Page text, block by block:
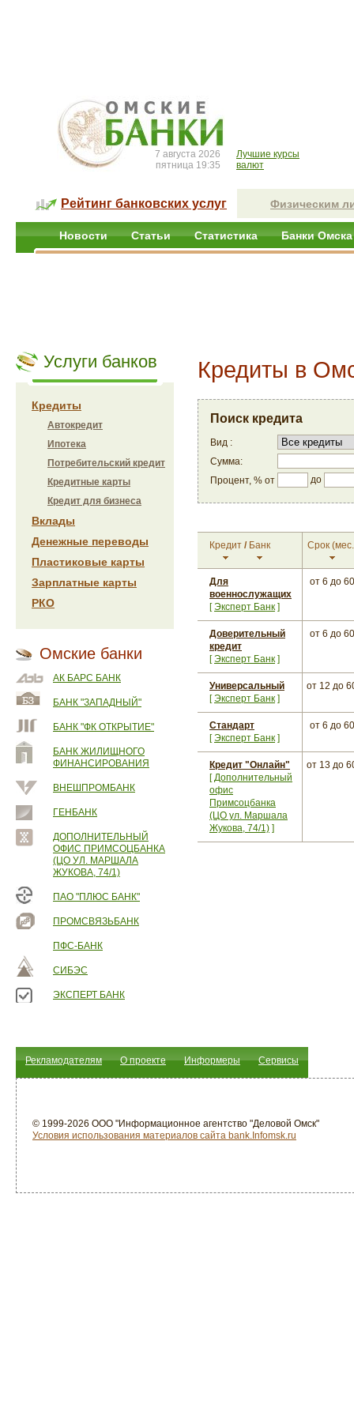
7 августа 2026
пятница 19:35
Лучшие курсы
валют
Рейтинг банковских услуг Физическим
Новости Статьи Статистика Банки Омска
Услуги банков
Кредиты
Автокредит
Ипотека
Потребительский кредит
Кредитные карты
Кредит для бизнеса
Вклады
Денежные переводы
Пластиковые карты
Зарплатные карты
РКО
Омские банки
АК БАРС БАНК
БАНК "ЗАПАДНЫЙ"
БАНК "ФК ОТКРЫТИЕ"
БАНК ЖИЛИЩНОГО
ФИНАНСИРОВАНИЯ
ВНЕШПРОМБАНК
ГЕНБАНК
ДОПОЛНИТЕЛЬНЫЙ
ОФИС ПРИМСОЦБАНКА
(ЦО УЛ. МАРШАЛА
ЖУКОВА, 74/1)
ПАО "ПЛЮС БАНК"
ПРОМСВЯЗЬБАНК
ПФС-БАНК
СИБЭС
ЭКСПЕРТ БАНК
Кредиты в
Поиск кредита
Вид :
Сумма:
Процент, % от
до
Кредит / Банк Срок
Для
военнослужащих
[Эксперт Банк ]
от 6 до 60
Доверительный
кредит
[Эксперт Банк ]
от 6 до 60
Универсальный
[Эксперт Банк ]
от 12 до
Стандарт
[Эксперт Банк ]
от 6 до 60
Кредит "Онлайн"
[Дополнительный
офис
Примсоцбанка
(ЦО ул. Маршала
Жукова, 74/1) ]
от 13 до
Рекламодателям О проекте Информеры Сервисы
© 1999-2026 ООО "Информационное агентство "Деловой Омск"
Условия использования материалов сайта bank.Infomsk.ru